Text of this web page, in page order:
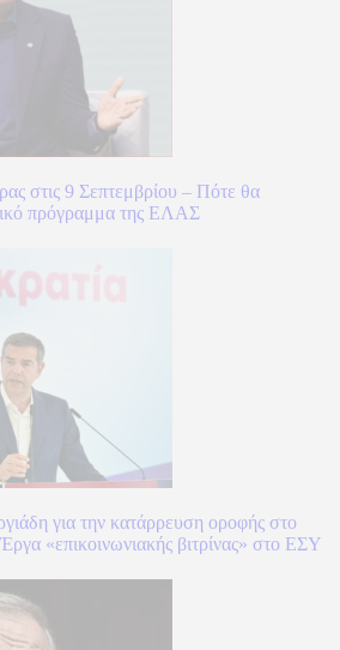
στις 9 Σεπτεμβρίου – Πότε θα
πρόγραμμα της ΕΛΑΣ
για την κατάρρευση οροφής στο
«επικοινωνιακής βιτρίνας» στο ΕΣΥ